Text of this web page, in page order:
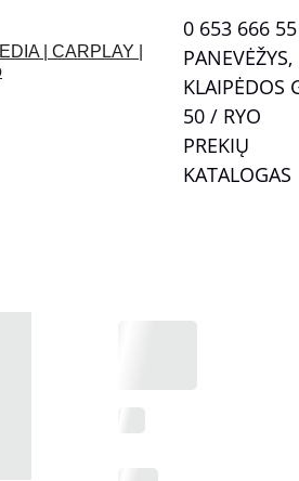
0 653 666 55
PANEVĖŽYS,
KLAIPĖDOS
50 / RYO
PREKIŲ
KATALOGAS